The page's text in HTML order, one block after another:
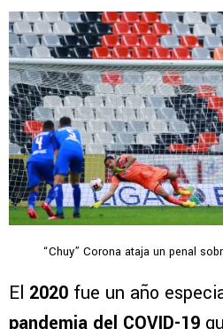
“Chuy” Corona ataja un penal
El 2020 fue un año
pandemia del COVID-19